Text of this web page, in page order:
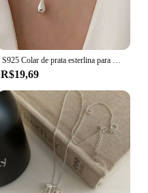
R$19,69